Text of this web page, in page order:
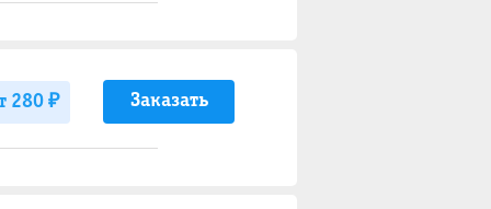
280 ₽ Заказать